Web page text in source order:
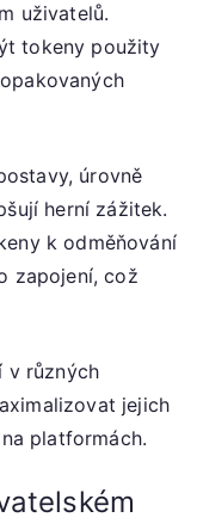
uživatelů.
tokeny použity
úrovně
herní zážitek.
k odměňování
zapojení, což
v různých
jejich
platformách.